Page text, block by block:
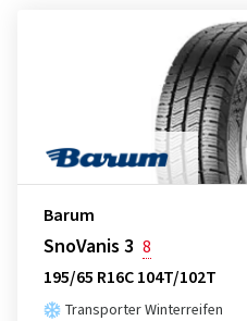
Barum
SnoVanis 3 8
195/65 R16C 104T/102T
Transporter Winterreifen